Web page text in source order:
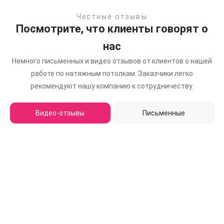
Честные отзывы
Посмотрите, что клиенты говорят о
нас
Немного письменных и видео отзывов от клиентов о нашей
работе по натяжным потолкам. Заказчики легко
рекомендуют нашу компанию к сотрудничеству.
Видео-отзывы Письменные